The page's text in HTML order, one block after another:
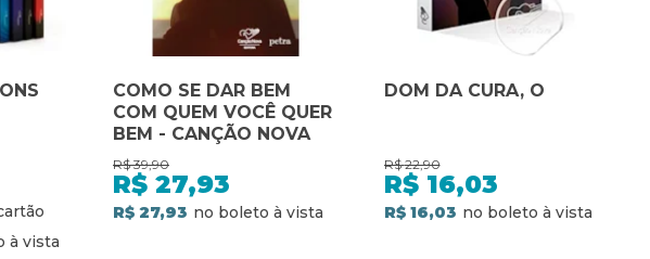
COMO SE DAR BEM
COM QUEM VOCÊ QUER
BEM - CANÇÃO NOVA
R$ 39,90
R$ 27,93
R$ 27,93
DOM DA CURA, O
R$ 22,90
R$ 16,03
R$ 16,03